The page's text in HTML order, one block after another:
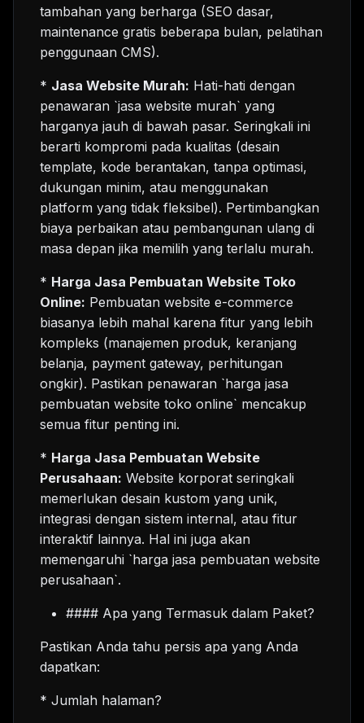
tambahan yang berharga (SEO dasar,
maintenance gratis beberapa bulan, pelatihan
penggunaan CMS).
* Jasa Website Murah: Hati-hati dengan
penawaran `jasa website murah` yang
harganya jauh di bawah pasar. Seringkali ini
berarti kompromi pada kualitas (desain
template, kode berantakan, tanpa optimasi,
dukungan minim, atau menggunakan
platform yang tidak fleksibel). Pertimbangkan
biaya perbaikan atau pembangunan ulang di
masa depan jika memilih yang terlalu murah.
* Harga Jasa Pembuatan Website Toko
Online: Pembuatan website e-commerce
biasanya lebih mahal karena fitur yang lebih
kompleks (manajemen produk, keranjang
belanja, payment gateway, perhitungan
ongkir). Pastikan penawaran `harga jasa
pembuatan website toko online` mencakup
semua fitur penting ini.
* Harga Jasa Pembuatan Website
Perusahaan: Website korporat seringkali
memerlukan desain kustom yang unik,
integrasi dengan sistem internal, atau fitur
interaktif lainnya. Hal ini juga akan
memengaruhi `harga jasa pembuatan website
perusahaan`.
#### Apa yang Termasuk dalam Paket?
Pastikan Anda tahu persis apa yang Anda
dapatkan:
* Jumlah halaman?